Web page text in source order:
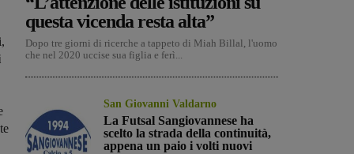
questa vicenda resta alta”
Dopo tre giorni di ricerche a tappeto di Miah Billal, l'uomo
che nel 2020 uccise sua figlia e ferì...
San Giovanni Valdarno
La Futsal Sangiovannese ha
scelto la strada della continuità,
appena un paio i volti nuovi